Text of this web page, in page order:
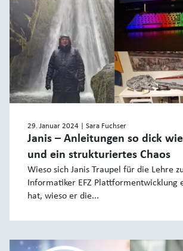
29. Januar 2024 | Sara Fuchser
Janis – Anleitungen so dick
und ein strukturiertes Chaos
Wieso sich Janis Traupel für die Lehre
Informatiker EFZ Plattformentwicklung
hat, wieso er die...